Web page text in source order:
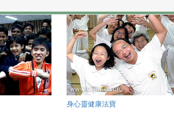
身心靈健康法寶